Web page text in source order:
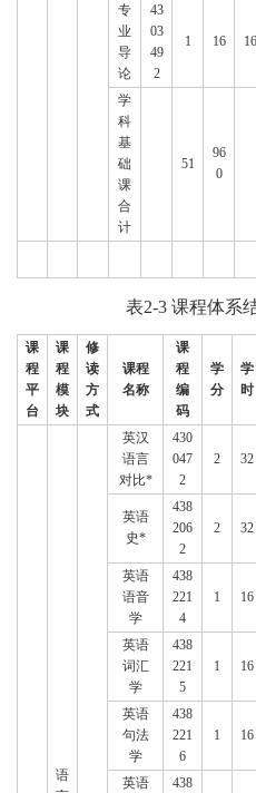
专
业
导
论
43
03
49
2
1 16 16
学
科
基
础
课
合
计
51
96
0
表2-3 课程体系
课
程
平
台
课
程
模
块
修
读
方
式
课程
名称
课
程
编
码
学
分
学
时
语
英汉
语言
对比*
430
047
2
2 32
英语
史*
438
206
2
2 32
英语
语音
学
438
221
4
1 16
英语
词汇
学
438
221
5
1 16
英语
句法
学
438
221
6
1 16
英语 438